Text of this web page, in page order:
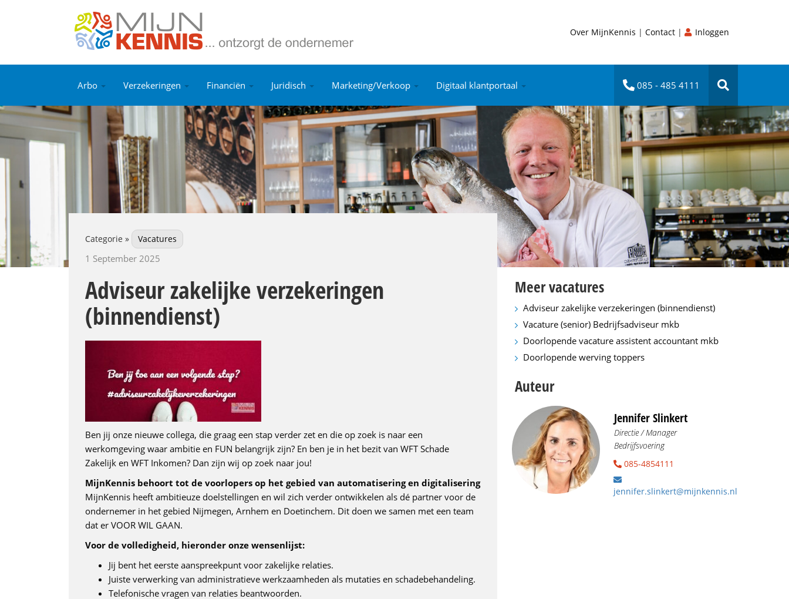
Over MijnKennis | Contact | Inloggen
Arbo Verzekeringen Financiën Juridisch Marketing/Verkoop Digitaal klantportaal 085 - 485 4111
Categorie » Vacatures
1 September 2025
Adviseur zakelijke verzekeringen
(binnendienst)
Ben jij onze nieuwe collega, die graag een stap verder zet en die op zoek is naar een
werkomgeving waar ambitie en FUN belangrijk zijn? En ben je in het bezit van WFT Schade
Zakelijk en WFT Inkomen? Dan zijn wij op zoek naar jou!
MijnKennis behoort tot de voorlopers op het gebied van automatisering en digitalisering
MijnKennis heeft ambitieuze doelstellingen en wil zich verder ontwikkelen als dé partner voor de
ondernemer in het gebied Nijmegen, Arnhem en Doetinchem. Dit doen we samen met een team
dat er VOOR WIL GAAN.
Voor de volledigheid, hieronder onze wensenlijst:
Jij bent het eerste aanspreekpunt voor zakelijke relaties.
Juiste verwerking van administratieve werkzaamheden als mutaties en schadebehandeling.
Telefonische vragen van relaties beantwoorden.
Meer vacatures
Adviseur zakelijke verzekeringen (binnendienst)
Vacature (senior) Bedrijfsadviseur mkb
Doorlopende vacature assistent accountant mkb
Doorlopende werving toppers
Auteur
Jennifer Slinkert
Directie / Manager
Bedrijfsvoering
085-4854111
jennifer.slinkert@mijnkennis.nl